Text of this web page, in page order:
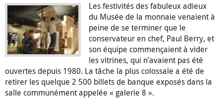
Les festivités des fabuleux adieux
du Musée de la monnaie venaient à
peine de se terminer que le
conservateur en chef, Paul Berry, et
son équipe commençaient à vider
les vitrines, qui n’avaient pas été
ouvertes depuis 1980. La tâche la plus colossale a été de
retirer les quelque 2 500 billets de banque exposés dans la
salle communément appelée « galerie 8 ».